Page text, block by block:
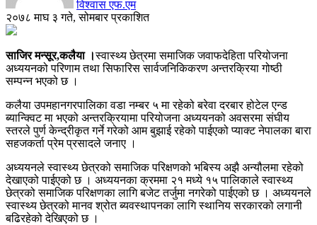
विश्वास एफ.एम
२०७८ माघ ३ गते, सोमबार प्रकाशित
साजिर मन्सूर,कलैया ।स्वास्थ्य छेत्रमा समाजिक जवाफदेहिता परियोजना
अध्ययनको परिणाम तथा सिफारिस सार्वजनिकिकरण अन्तरक्रिया गोष्ठी
सम्पन्न भएको छ ।
कलैया उपमहानगरपालिका वडा नम्बर ५ मा रहेको बरेवा दरबार होटेल एन्ड
ब्यान्क्विट मा भएको अन्तरक्रियामा परियोजना अध्ययनको अवसरमा संघीय
स्तरले पुर्ण केन्द्रीकृत गर्ने गरेको आम बुझाई रहेको पाईएको प्याक्ट नेपालका बारा
सहजकर्ता प्रेम प्रसादले जनाए ।
अध्ययनले स्वास्थ्य छेत्रको समाजिक परिक्षणको भबिस्य अझै अन्यौलमा रहेको
देखाएको पाईएको छ । अध्ययनका क्रममा २१ मध्ये १५ पालिकाले स्वास्थ्य
छेत्रको समाजिक परिक्षणका लागि बजेट तर्जुमा नगरेको पाईएको छ । अध्ययनले
स्वास्थ्य छेत्रको मानव श्रोत ब्यवस्थापनका लागि स्थानिय सरकारको लगानी
बढिरहेको देखिएको छ ।